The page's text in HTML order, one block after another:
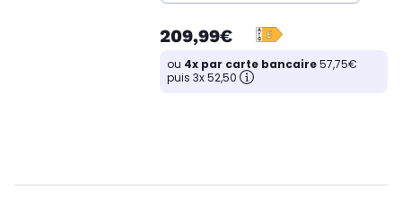
209,99€
ou 4x par carte bancaire57,75€
puis 3x 52,50